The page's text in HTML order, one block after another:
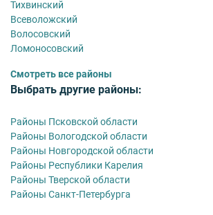
Тихвинский
Всеволожский
Волосовский
Ломоносовский
Смотреть все районы
Выбрать другие районы:
Районы Псковской области
Районы Вологодской области
Районы Новгородской области
Районы Республики Карелия
Районы Тверской области
Районы Санкт-Петербурга